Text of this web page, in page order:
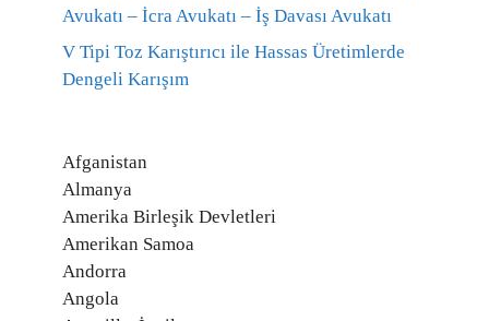
Avukatı – İcra Avukatı – İş Davası Avukatı
V Tipi Toz Karıştırıcı ile Hassas Üretimlerde
Dengeli Karışım
Afganistan
Almanya
Amerika Birleşik Devletleri
Amerikan Samoa
Andorra
Angola